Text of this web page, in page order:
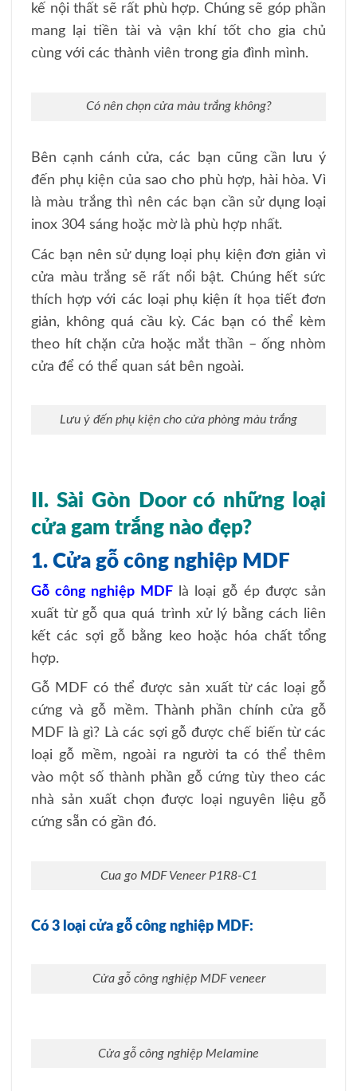
kế nội thất sẽ rất phù hợp. Chúng sẽ góp phần
mang lại tiền tài và vận khí tốt cho gia chủ
cùng với các thành viên trong gia đình mình.
Có nên chọn cửa màu trắng không?
Bên cạnh cánh cửa, các bạn cũng cần lưu ý
đến phụ kiện của sao cho phù hợp, hài hòa. Vì
là màu trắng thì nên các bạn cần sử dụng loại
inox 304 sáng hoặc mờ là phù hợp nhất.
Các bạn nên sử dụng loại phụ kiện đơn giản vì
cửa màu trắng sẽ rất nổi bật. Chúng hết sức
thích hợp với các loại phụ kiện ít họa tiết đơn
giản, không quá cầu kỳ. Các bạn có thể kèm
theo hít chặn cửa hoặc mắt thần – ống nhòm
cửa để có thể quan sát bên ngoài.
Lưu ý đến phụ kiện cho cửa phòng màu trắng
II. Sài Gòn Door có những loại
cửa gam trắng nào đẹp?
1. Cửa gỗ công nghiệp MDF
Gỗ công nghiệp MDF
là loại gỗ ép được sản
xuất từ gỗ qua quá trình xử lý bằng cách liên
kết các sợi gỗ bằng keo hoặc hóa chất tổng
hợp.
Gỗ MDF có thể được sản xuất từ các loại gỗ
cứng và gỗ mềm. Thành phần chính cửa gỗ
MDF là gì? Là các sợi gỗ được chế biến từ các
loại gỗ mềm, ngoài ra người ta có thể thêm
vào một số thành phần gỗ cứng tùy theo các
nhà sản xuất chọn được loại nguyên liệu gỗ
cứng sẵn có gần đó.
Cua go MDF Veneer P1R8-C1
Có 3 loại cửa gỗ công nghiệp MDF:
Cửa gỗ công nghiệp MDF veneer
Cửa gỗ công nghiệp Melamine